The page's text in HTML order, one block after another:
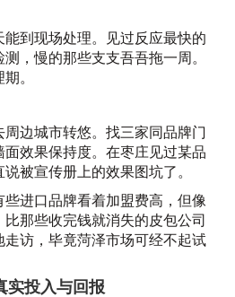
到现场处理。见过反应最快的
，慢的那些支支吾吾拖一周。
。
边城市转悠。找三家同品牌门
效果保持度。在枣庄见过某品
被宣传册上的效果图坑了。
进口品牌看着加盟费高，但像
那些收完钱就消失的皮包公司
访，毕竟菏泽市场可经不起试
实投入与回报